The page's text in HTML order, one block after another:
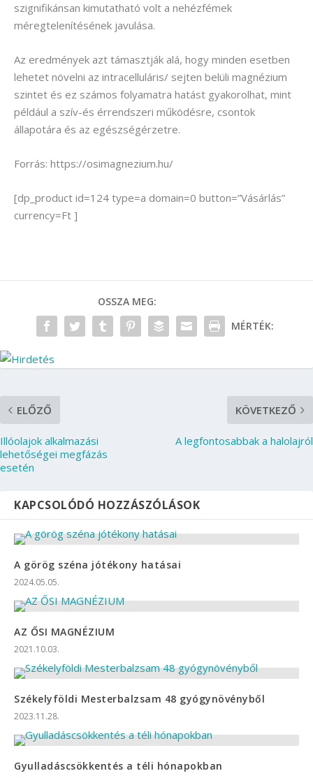
szignifikánsan kimutatható volt a nehézfémek
méregtelenítésének javulása.
Az eredmények azt támasztják alá, hogy minden esetben
lehetet növelni az intracelluláris/ sejten belüli magnézium
szintet és ez számos folyamatra hatást gyakorolhat, mint
például a szív-és érrendszeri működésre, csontok
állapotára és az egészségérzetre.
Forrás: https://osimagnezium.hu/
[dp_product id=124 type=a domain=0 button=”Vásárlás”
currency=Ft ]
OSSZA MEG:
MÉRTÉK:
ELŐZŐ
Illóolajok alkalmazási
lehetőségei megfázás
esetén
KÖVETKEZŐ
A legfontosabbak a halolajról
KAPCSOLÓDÓ HOZZÁSZÓLÁSOK
A görög széna jótékony hatásai
2024.05.05.
AZ ŐSI MAGNÉZIUM
2021.10.03.
Székelyföldi Mesterbalzsam 48 gyógynövényből
2023.11.28.
Gyulladáscsökkentés a téli hónapokban